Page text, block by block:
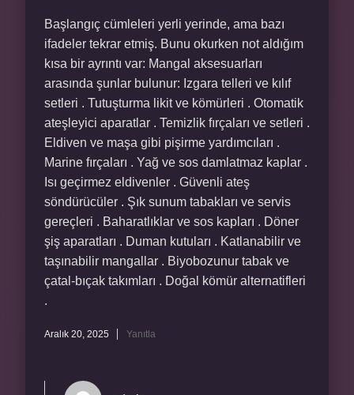
Başlangıç cümleleri yerli yerinde, ama bazı
ifadeler tekrar etmiş. Bunu okurken not aldığım
kısa bir ayrıntı var: Mangal aksesuarları
arasında şunlar bulunur: Izgara telleri ve kılıf
setleri . Tutuşturma likit ve kömürleri . Otomatik
ateşleyici aparatlar . Temizlik fırçaları ve setleri .
Eldiven ve maşa gibi pişirme yardımcıları .
Marine fırçaları . Yağ ve sos damlatmaz kaplar .
Isı geçirmez eldivenler . Güvenli ateş
söndürücüler . Şık sunum tabakları ve servis
gereçleri . Baharatlıklar ve sos kapları . Döner
şiş aparatları . Duman kutuları . Katlanabilir ve
taşınabilir mangallar . Biyobozunur tabak ve
çatal-bıçak takımları . Doğal kömür alternatifleri
.
Aralık 20, 2025 Yanıtla